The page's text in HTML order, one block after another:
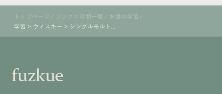
トップページ / フヅクエ時間一覧 / お酒の学習 /
学習 > ウィスキー > シングルモルト...